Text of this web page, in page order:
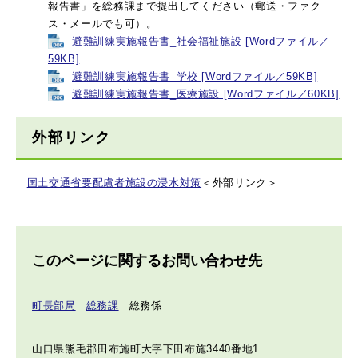
報告書」を総務課まで提出してください（郵送・ファク
ス・メールでも可）。​
避難訓練実施報告書_社会福祉施設 [Wordファイル／
59KB]
避難訓練実施報告書_学校 [Wordファイル／59KB]
避難訓練実施報告書_医療施設 [Wordファイル／60KB]
外部リンク
国土交通省要配慮者施設の浸水対策 ＜外部リンク＞
このページに関するお問い合わせ先
町長部局 総務課 総務係
山口県熊毛郡田布施町大字下田布施3440番地1